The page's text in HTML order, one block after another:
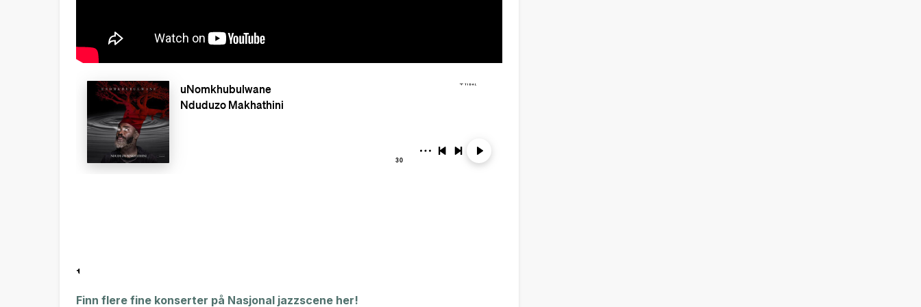
Finn flere fine konserter på Nasjonal jazzscene her!